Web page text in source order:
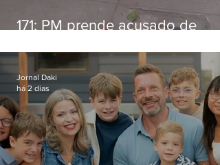
171: PM prende acusado de
Niterói
Jornal Daki
há 2 dias